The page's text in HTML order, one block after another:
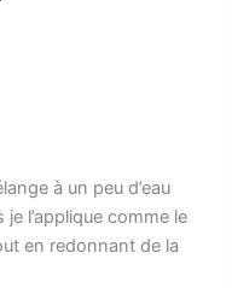
à un peu d’eau
l’applique comme le
en redonnant de la